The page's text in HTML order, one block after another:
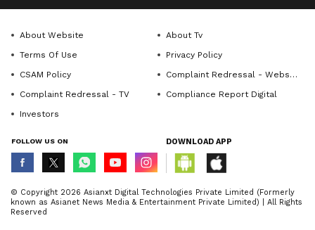
About Website
About Tv
Terms Of Use
Privacy Policy
CSAM Policy
Complaint Redressal - Website
Complaint Redressal - TV
Compliance Report Digital
Investors
FOLLOW US ON DOWNLOAD APP
© Copyright 2026 Asianxt Digital Technologies Private Limited (Formerly
known as Asianet News Media & Entertainment Private Limited) | All Rights
Reserved